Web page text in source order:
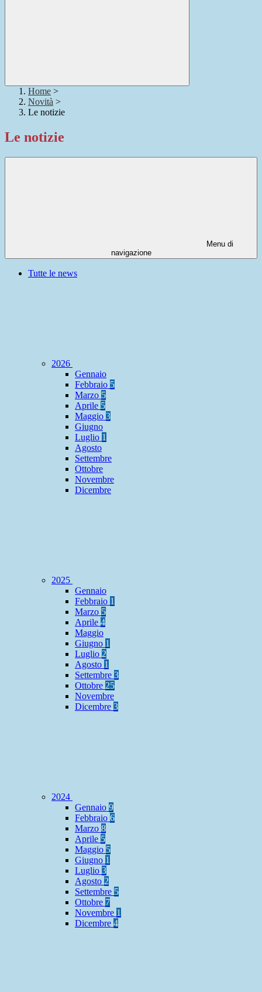
Home >
Novità >
Le notizie
Le notizie
Menu di
navigazione
Tutte le news
2026
Gennaio
Febbraio 5
Marzo 5
Aprile 5
Maggio 3
Giugno
Luglio 1
Agosto
Settembre
Ottobre
Novembre
Dicembre
2025
Gennaio
Febbraio 1
Marzo 5
Aprile 4
Maggio
Giugno 1
Luglio 2
Agosto 1
Settembre 3
Ottobre 25
Novembre
Dicembre 3
2024
Gennaio 9
Febbraio 6
Marzo 8
Aprile 5
Maggio 5
Giugno 1
Luglio 3
Agosto 2
Settembre 5
Ottobre 7
Novembre 1
Dicembre 4